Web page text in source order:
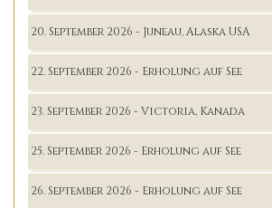
20. September 2026 - Juneau, Alaska USA
22. September 2026 - Erholung auf See
23. September 2026 - Victoria, Kanada
25. September 2026 - Erholung auf See
26. September 2026 - Erholung auf See